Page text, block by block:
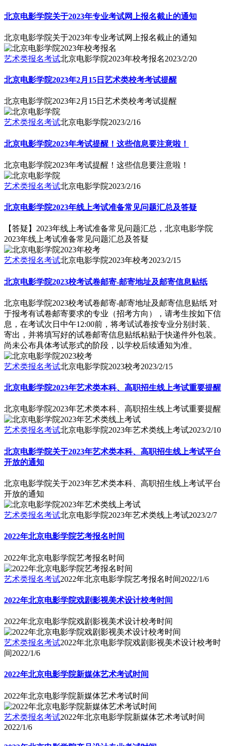
北京电影学院关于2023年专业考试网上报名截止的通知
北京电影学院关于2023年专业考试网上报名截止的通知
艺术类报名考试北京电影学院2023年校考报名2023/2/20
北京电影学院2023年2月15日艺术类校考考试提醒
北京电影学院2023年2月15日艺术类校考考试提醒
艺术类报名考试北京电影学院2023/2/16
北京电影学院2023年考试提醒！这些信息要注意啦！
北京电影学院2023年考试提醒！这些信息要注意啦！
艺术类报名考试北京电影学院2023/2/16
北京电影学院2023年线上考试准备常见问题汇总及答疑
【答疑】2023年线上考试准备常见问题汇总，北京电影学院
2023年线上考试准备常见问题汇总及答疑
艺术类报名考试北京电影学院2023年校考2023/2/15
北京电影学院2023校考试卷邮寄-邮寄地址及邮寄信息贴纸
北京电影学院2023校考试卷邮寄-邮寄地址及邮寄信息贴纸 对
于报考有试卷邮寄要求的专业（招考方向），请考生按如下信
息，在考试次日中午12:00前，将考试试卷按专业分别封装、
寄出，并将填写好的试卷邮寄信息贴纸粘贴于快递件外包装。
尚未公布具体考试形式的阶段，以学校后续通知为准。
艺术类报名考试北京电影学院2023校考2023/2/15
北京电影学院2023年艺术类本科、高职招生线上考试重要提醒
北京电影学院2023年艺术类本科、高职招生线上考试重要提醒
艺术类报名考试北京电影学院2023年艺术类线上考试2023/2/10
北京电影学院关于2023年艺术类本科、高职招生线上考试平台
开放的通知
北京电影学院关于2023年艺术类本科、高职招生线上考试平台
开放的通知
艺术类报名考试北京电影学院2023年艺术类线上考试2023/2/7
2022年北京电影学院艺考报名时间
2022年北京电影学院艺考报名时间
艺术类报名考试2022年北京电影学院艺考报名时间2022/1/6
2022年北京电影学院戏剧影视美术设计校考时间
2022年北京电影学院戏剧影视美术设计校考时间
艺术类报名考试2022年北京电影学院戏剧影视美术设计校考时
间2022/1/6
2022年北京电影学院新媒体艺术考试时间
2022年北京电影学院新媒体艺术考试时间
艺术类报名考试2022年北京电影学院新媒体艺术考试时间
2022/1/6